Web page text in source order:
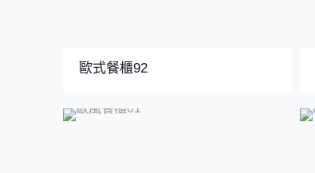
歐式餐櫃92